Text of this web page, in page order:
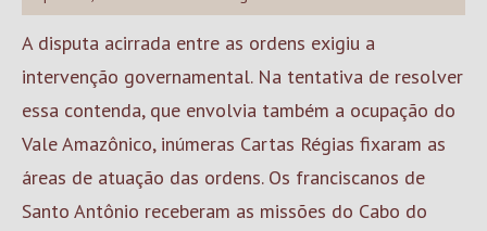
A disputa acirrada entre as ordens exigiu a
intervenção governamental. Na tentativa de resolver
essa contenda, que envolvia também a ocupação do
Vale Amazônico, inúmeras Cartas Régias fixaram as
áreas de atuação das ordens. Os franciscanos de
Santo Antônio receberam as missões do Cabo do